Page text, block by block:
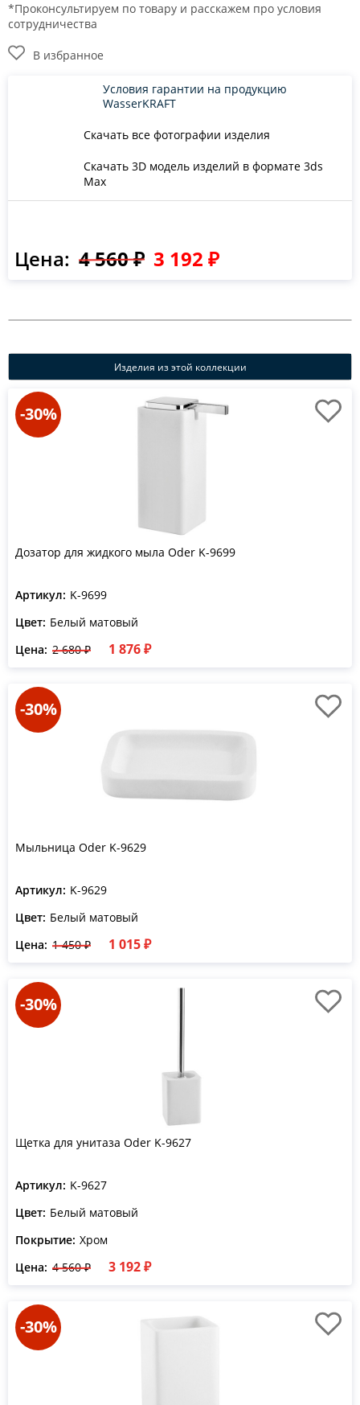
*Проконсультируем по товару и расскажем про условия
сотрудничества
В избранное
Скачать все фотографии изделия
Скачать 3D модель изделий в формате 3ds
Max
Условия гарантии на продукцию
WasserKRAFT
Цена: 4 560 ₽ 3 192 ₽
Изделия из этой коллекции
-30%
Дозатор для жидкого мыла Oder K-9699
Артикул: K-9699
Цвет: Белый матовый
Цена: 2 680 ₽ 1 876 ₽
-30%
Мыльница Oder K-9629
Артикул: K-9629
Цвет: Белый матовый
Цена: 1 450 ₽ 1 015 ₽
-30%
Щетка для унитаза Oder K-9627
Артикул: K-9627
Цвет: Белый матовый
Покрытие: Хром
Цена: 4 560 ₽ 3 192 ₽
-30%